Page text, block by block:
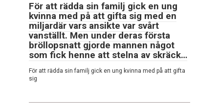
För att rädda sin familj gick en ung
kvinna med på att gifta sig med en
miljardär vars ansikte var svårt
vanställt. Men under deras första
bröllopsnatt gjorde mannen något
som fick henne att stelna av skräck…
För att rädda sin familj gick en ung kvinna med på att gifta
sig